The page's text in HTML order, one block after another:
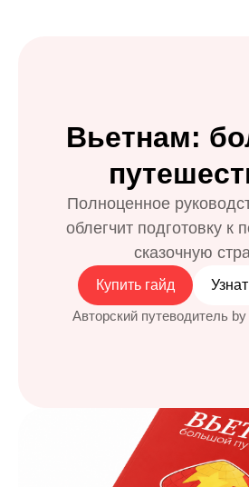
Вьетнам:
Полноценное
облегчит подготовку к
сказочную
Купить гайд
Авторский путеводитель by